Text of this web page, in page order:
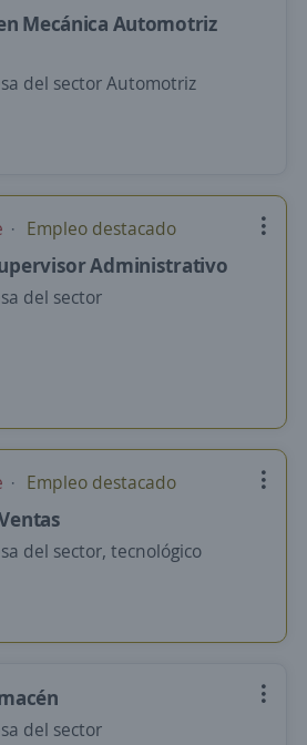
Mecánica Automotriz
del sector Automotriz
Empleo destacado
Administrativo
del sector
Empleo destacado
del sector, tecnológico
del sector